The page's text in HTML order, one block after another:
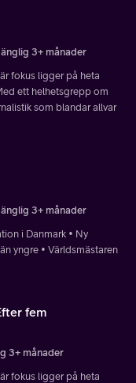
3+ månader
fokus ligger på heta
ett helhetsgrepp om
som blandar allvar
3+ månader
i Danmark • Ny
yngre • Världsmästaren
fem
3+ månader
fokus ligger på heta